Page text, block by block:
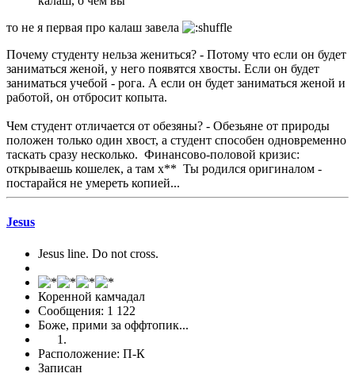
то не я первая про калаш завела
Почему студенту нельза жениться? - Потому что если он будет
заниматься женой, у него появятся хвосты. Если он будет
заниматься учебой - рога. А если он будет заниматься женой и
работой, он отбросит копыта.
Чем студент отличается от обезяны? - Обезьяне от природы
положен только один хвост, а студент способен одновременно
таскать сразу несколько. Финансово-половой кризис:
открываешь кошелек, а там х** Ты родился оригиналом -
постарайся не умереть копией...
Jesus
Jesus line. Do not cross.
Коренной камчадал
Сообщения: 1 122
Боже, прими за оффтопик...
Расположение: П-К
Записан